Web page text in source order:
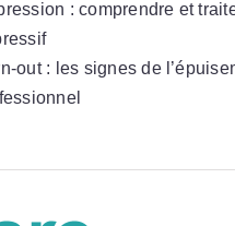
: comprendre et
out : les signes de